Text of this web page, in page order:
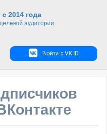
2014 года
аудитории
Войти с VK ID